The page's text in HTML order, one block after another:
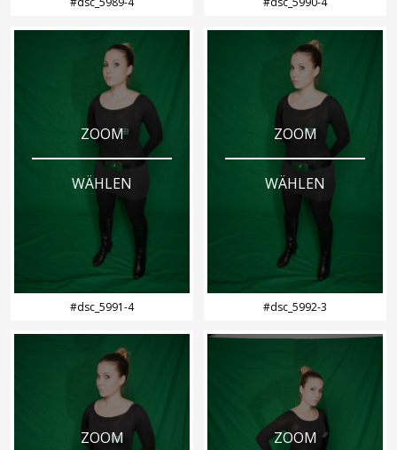
ZOOM
WÄHLEN
#dsc_5991-4
ZOOM
WÄHLEN
#dsc_5992-3
ZOOM ZOOM